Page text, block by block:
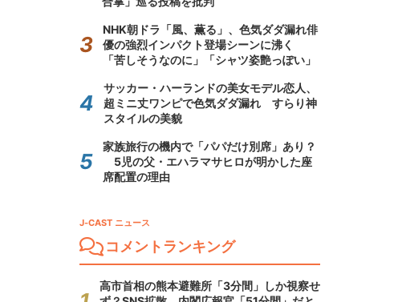
NHK朝ドラ「風、薫る」、色気ダダ漏れ俳
優の強烈インパクト登場シーンに沸く
「苦しそうなのに」「シャツ姿艶っぽい」
サッカー・ハーランドの美女モデル恋人、
超ミニ丈ワンピで色気ダダ漏れ すらり神
スタイルの美貌
家族旅行の機内で「パパだけ別席」あり？
5児の父・エハラマサヒロが明かした座
席配置の理由
J-CAST ニュース
コメントランキング
高市首相の熊本避難所「3分間」しか視察せ